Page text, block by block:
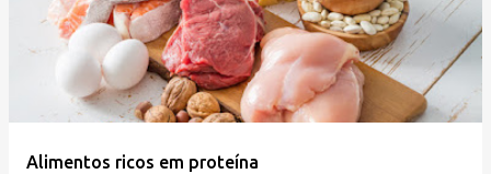
Alimentos ricos em proteína